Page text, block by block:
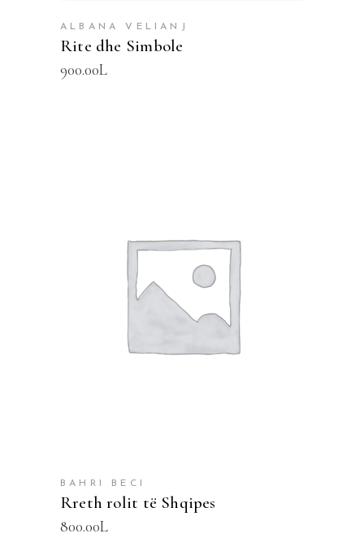
ALBANA VELIANJ
Rite dhe Simbole
900.00L
SHTOJE NË SHPORTË
BAHRI BECI
Rreth rolit të Shqipes
800.00L